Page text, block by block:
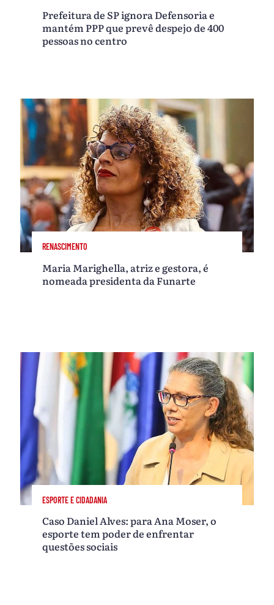
Prefeitura de SP ignora Defensoria e
mantém PPP que prevê despejo de 400
pessoas no centro
RENASCIMENTO
Maria Marighella, atriz e gestora, é
nomeada presidenta da Funarte
ESPORTE E CIDADANIA
Caso Daniel Alves: para Ana Moser, o
esporte tem poder de enfrentar
questões sociais